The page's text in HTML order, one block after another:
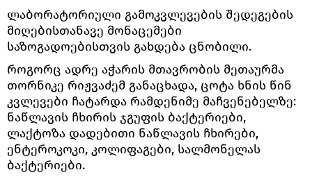
ლაბორატორიული გამოკვლევების შედეგების
მიღებისთანავე მონაცემები
საზოგადოებისთვის გახდება ცნობილი.
როგორც ადრე აჭარის მთავრობის მეთაურმა
თორნიკე რიჟვაძემ განაცხადა, ცოტა ხნის წინ
კვლევები ჩატარდა რამდენიმე მაჩვენებელზე:
ნაწლავის ჩხირის ჯგუფის ბაქტერიები,
ლაქტოზა დადებითი ნაწლავის ჩხირები,
ენტეროკოკი, კოლიფაგები, სალმონელას
ბაქტერიები.